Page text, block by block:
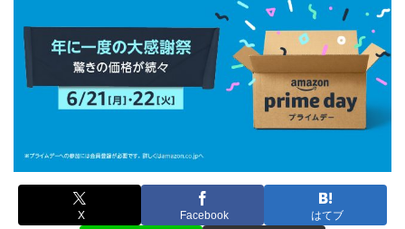
X Facebook はてブ